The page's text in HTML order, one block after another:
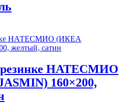
резинке НАТЕСМИО
160×200,